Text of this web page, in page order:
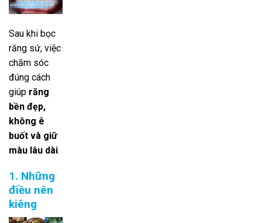
Sau khi bọc
răng sứ, việc
chăm sóc
đúng cách
giúp răng
bền đẹp,
không ê
buốt và giữ
màu lâu dài.
1. Những
điều nên
kiêng